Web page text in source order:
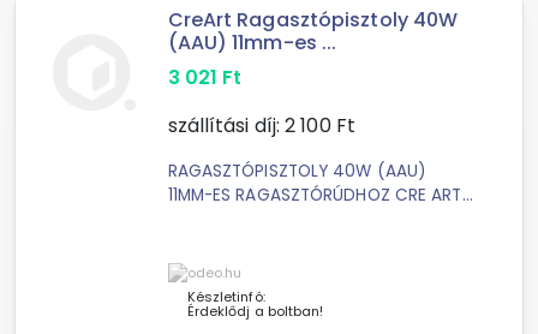
CreArt Ragasztópisztoly 40W
(AAU) 11mm-es ...
3 021 Ft
szállítási díj: 2 100Ft
RAGASZTÓPISZTOLY 40W (AAU)
11MM-ES RAGASZTÓRÚDHOZ CRE ART
Tartozékok: állvány, 2 db 10 cm
hosszú ...
Készletinfó:
Érdeklődj a boltban!